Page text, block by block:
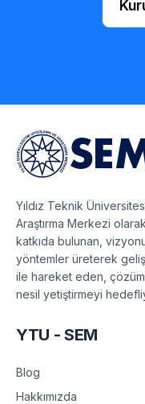
Yıldız Teknik
Araştırma Merkezi
katkıda bulunan,
yöntemler üreterek
ile hareket eden,
nesil yetiştirmeyi
YTU - SEM
Blog
Hakkımızda